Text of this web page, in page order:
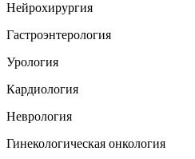
Нейрохирургия
Гастроэнтерология
Урология
Кардиология
Неврология
Гинекологическая онкология